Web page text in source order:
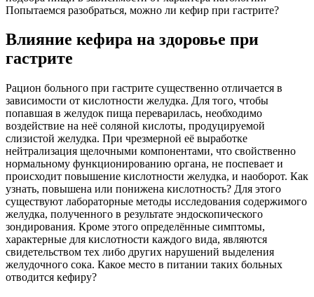
Попытаемся разобраться, можно ли кефир при гастрите?
Влияние кефира на здоровье при
гастрите
Рацион больного при гастрите существенно отличается в
зависимости от кислотности желудка. Для того, чтобы
попавшая в желудок пища переварилась, необходимо
воздействие на неё соляной кислоты, продуцируемой
слизистой желудка. При чрезмерной её выработке
нейтрализация щелочными компонентами, что свойственно
нормальному функционированию органа, не поспевает и
происходит повышение кислотности желудка, и наоборот. Как
узнать, повышена или понижена кислотность? Для этого
существуют лабораторные методы исследования содержимого
желудка, полученного в результате эндоскопического
зондирования. Кроме этого определённые симптомы,
характерные для кислотности каждого вида, являются
свидетельством тех либо других нарушений выделения
желудочного сока. Какое место в питании таких больных
отводится кефиру?